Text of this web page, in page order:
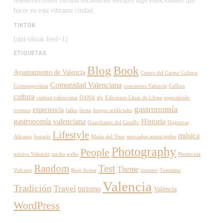
hacer en esta vibrante ciudad.
TIKTOK
[sbtt-tiktok feed=1]
ETIQUETAS
Ayuntamiento de Valencia BlogBook Centre del Carme Cultura
Contemporània Comunidad Valenciana conciertos Valencia Cullera
cultura cultura valenciana DANA djs Ediciones Llum de Lluna espectáculo
eventos experiencia fallas fiesta fuegos artificiales gastronomía
gastronomía valenciana Guardianes del Castillo Historia Hogueras
Alicante horario Lifestyle Masía del Vino mercados municipales música
música Valencia nacho golfe People Photography Pirotecnia
Vulcano Random Roig Arena Test Theme tomates Tomatina
Tradición Travel turismo Valencia València
WordPress